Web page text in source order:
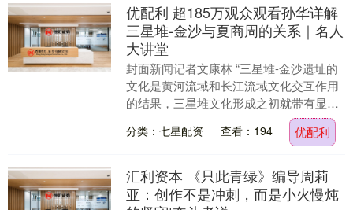
优配利 超185万观众观看孙华详解
三星堆-金沙与夏商周的关系｜名人
大讲堂
封面新闻记者文康林 “三星堆-金沙遗址的
文化是黄河流域和长江流域文化交互作用
的结果，三星堆文化形成之初就带有显著
的中原二里头文化的因素；在三星堆文化
发展过程中，....
分类：七星配资 查看：194 优配利
汇利资本 《只此青绿》编导周莉
亚：创作不是冲刺，而是小火慢炖